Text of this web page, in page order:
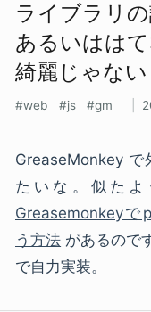
ライブラリの​
あるいはは
綺麗じゃない
web js gm
GreaseMonkey で
たいな。似た
Greasemonkeyで
う方法 があるので
で自力実装。